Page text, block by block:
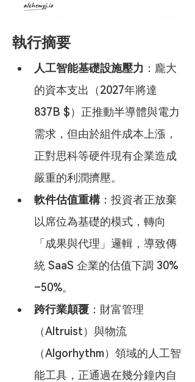
執行摘要
人工智能基礎設施壓力 ：龐大
的資本支出（2027年將達
837B $）正推動半導體與電力
需求，但由於組件成本上漲，
正對思科等硬件現有企業造成
嚴重的利潤擠壓。
軟件估值重構：投資者正放棄
以席位為基礎的模式，轉向
「成果與代理」邏輯，導致傳
統 SaaS 企業的估值下調 30%
–50%。
跨行業顛覆 ：財富管理
（Altruist）與物流
（Algorhythm）領域的人工智
能工具，正通過在幾分鐘內自